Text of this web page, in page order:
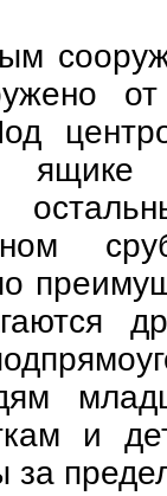
ящике
и
за